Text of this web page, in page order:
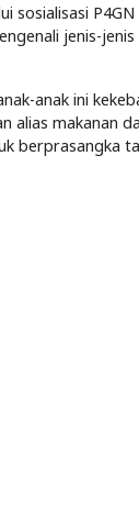
sosialisasi P4GN
jenis-jenis
anak ini
alias makanan
berprasangka